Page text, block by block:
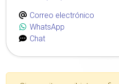
Correo electrónico
WhatsApp
Chat